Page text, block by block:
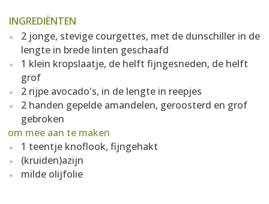
INGREDIËNTEN
2 jonge, stevige courgettes, met de dunschiller in de
lengte in brede linten geschaafd
1 klein kropslaatje, de helft fijngesneden, de helft
grof
2 rijpe avocado's, in de lengte in reepjes
2 handen gepelde amandelen, geroosterd en grof
gebroken
om mee aan te maken
1 teentje knoflook, fijngehakt
(kruiden)azijn
milde olijfolie